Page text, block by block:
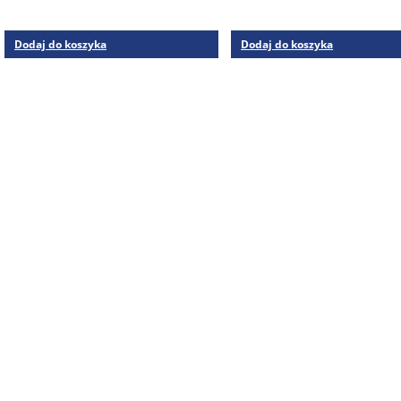
Dodaj do koszyka Dodaj do koszyka